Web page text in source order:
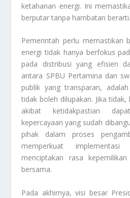
ketahanan energi. Ini
berputar tanpa hambatan berarti.
Pemerintah perlu memastikan
energi tidak hanya berfokus
pada distribusi yang efisien
antara SPBU Pertamina dan
publik yang transparan,
tidak boleh dilupakan. Jika
akibat ketidakpastian
kepercayaan yang sudah
pihak dalam proses
memperkuat
menciptakan rasa
bersama.
Pada akhirnya, visi besar